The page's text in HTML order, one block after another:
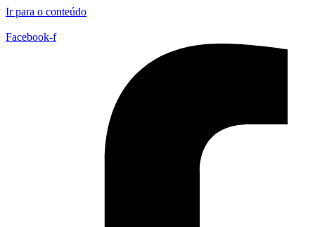
Ir para o conteúdo
Facebook-f